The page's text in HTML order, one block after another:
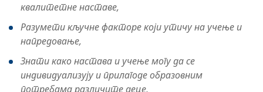
квалитетне наставе,
Разумети кључне факторе који утичу на учење и
напредовање,
Знати како настава и учење могу да се
индивидуализују и прилагоде образовним
потребама различите деце,